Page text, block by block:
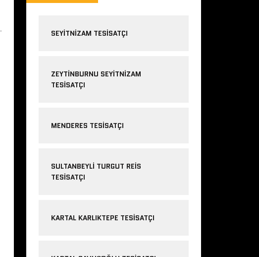
SEYITNIZAM TESISATÇI
ZEYTINBURNU SEYITNIZAM
TESISATÇI
MENDERES TESISATÇI
SULTANBEYLI TURGUT REIS
TESISATÇI
KARTAL KARLIKTEPE TESISATÇI